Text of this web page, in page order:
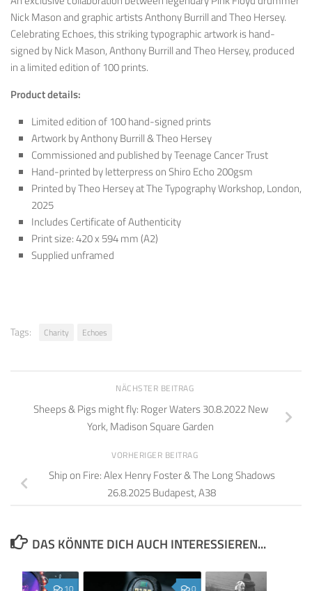
Nick Mason and graphic artists Anthony Burrill and Theo Hersey.
Celebrating Echoes, this striking typographic artwork is hand-
signed by Nick Mason, Anthony Burrill and Theo Hersey, produced
in a limited edition of 100 prints.
Product details:
Limited edition of 100 hand-signed prints
Artwork by Anthony Burrill & Theo Hersey
Commissioned and published by Teenage Cancer Trust
Hand-printed by letterpress on Shiro Echo 200gsm
Printed by Theo Hersey at The Typography Workshop, London,
2025
Includes Certificate of Authenticity
Print size: 420 x 594 mm (A2)
Supplied unframed
Tags: Charity Echoes
NÄCHSTER BEITRAG
Sheeps & Pigs might fly: Roger Waters 30.8.2022 New
York, Madison Square Garden
VORHERIGER BEITRAG
Ship on Fire: Alex Henry Foster & The Long Shadows
26.8.2025 Budapest, A38
DAS KÖNNTE DICH AUCH INTERESSIEREN...
0
10